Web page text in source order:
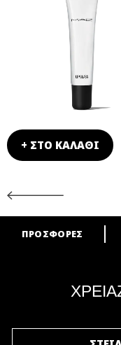
+ ΣΤΟ ΚΑΛΑΘΙ
ARE YOU A
ΠΡΟΣΦΟΡΕΣ